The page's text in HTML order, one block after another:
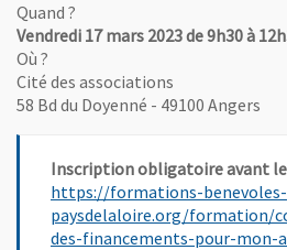
Quand ?
Vendredi 17 mars 2023 de 9h30 à
Où ?
Cité des associations
58 Bd du Doyenné - 49100 Angers
Inscription obligatoire avant le
https://formations-benevoles-
paysdelaloire.org/formation/
des-financements-pour-mon-